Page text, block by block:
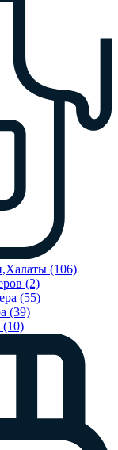
(106)
(2)
(55)
(39)
(10)